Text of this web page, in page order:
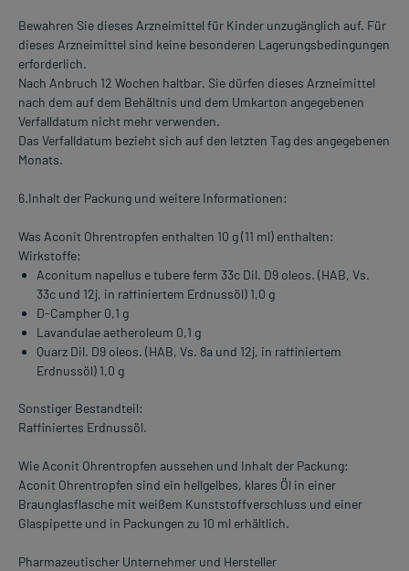
Bewahren Sie dieses Arzneimittel für Kinder unzugänglich auf. Für
dieses Arzneimittel sind keine besonderen Lagerungsbedingungen
erforderlich.
Nach Anbruch 12 Wochen haltbar. Sie dürfen dieses Arzneimittel
nach dem auf dem Behältnis und dem Umkarton angegebenen
Verfalldatum nicht mehr verwenden.
Das Verfalldatum bezieht sich auf den letzten Tag des angegebenen
Monats.
6.Inhalt der Packung und weitere Informationen:
Was Aconit Ohrentropfen enthalten 10 g (11 ml) enthalten:
Wirkstoffe:
Aconitum napellus e tubere ferm 33c Dil. D9 oleos. (HAB, Vs.
33c und 12j, in raffiniertem Erdnussöl) 1,0 g
D-Campher 0,1 g
Lavandulae aetheroleum 0,1 g
Quarz Dil. D9 oleos. (HAB, Vs. 8a und 12j, in raffiniertem
Erdnussöl) 1,0 g
Sonstiger Bestandteil:
Raffiniertes Erdnussöl.
Wie Aconit Ohrentropfen aussehen und Inhalt der Packung:
Aconit Ohrentropfen sind ein hellgelbes, klares Öl in einer
Braunglasflasche mit weißem Kunststoffverschluss und einer
Glaspipette und in Packungen zu 10 ml erhältlich.
Pharmazeutischer Unternehmer und Hersteller